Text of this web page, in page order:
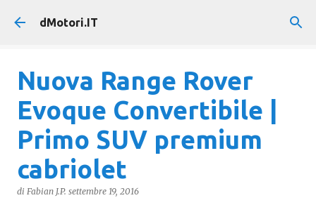
Passa ai contenuti principali
dMotori.IT
Nuova Range Rover
Evoque Convertibile |
Primo SUV premium
cabriolet
di Fabian J.P. settembre 19, 2016